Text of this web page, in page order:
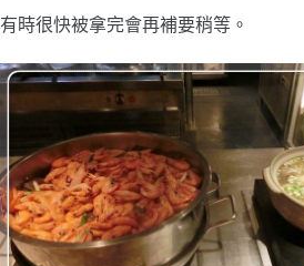
有時很快被拿完會再補要稍等。